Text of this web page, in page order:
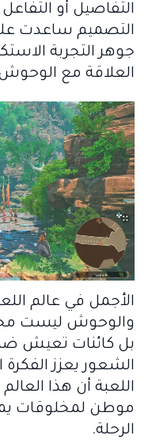
التفاصيل أو
التصميم ساعدت على
جوهر التجربة
العلاقة مع
الأجمل في عالم
والوحوش ليست
بل كائنات تعيش
الشعور يعزز
اللعبة أن هذا
موطن لمخلوقات
الرحلة.